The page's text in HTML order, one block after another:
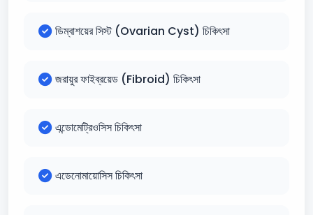
ডিম্বাশয়ের সিস্ট (Ovarian Cyst) চিকিৎসা
জরায়ুর ফাইব্রয়েড (Fibroid) চিকিৎসা
এন্ডোমেট্রিওসিস চিকিৎসা
এডেনোমায়োসিস চিকিৎসা